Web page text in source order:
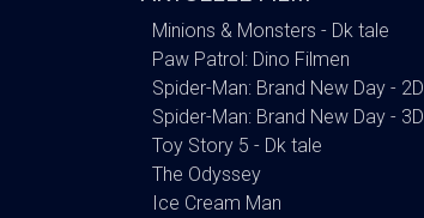
Minions & Monsters - Dk tale
Paw Patrol: Dino Filmen
Spider-Man: Brand New Day - 2D
Spider-Man: Brand New Day - 3D
Toy Story 5 - Dk tale
The Odyssey
Ice Cream Man